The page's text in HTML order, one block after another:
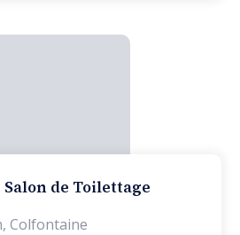
Salon de Toilettage
, Colfontaine